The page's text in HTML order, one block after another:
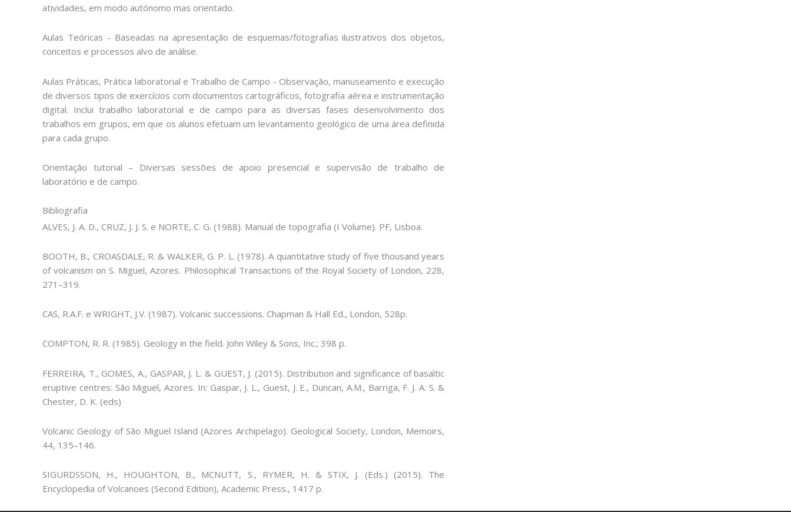
atividades, em modo autónomo mas orientado.
Aulas Teóricas - Baseadas na apresentação de esquemas/fotografias ilustrativos dos objetos,
conceitos e processos alvo de análise.
Aulas Práticas, Prática laboratorial e Trabalho de Campo - Observação, manuseamento e execução
de diversos tipos de exercícios com documentos cartográficos, fotografia aérea e instrumentação
digital. Inclui trabalho laboratorial e de campo para as diversas fases desenvolvimento dos
trabalhos em grupos, em que os alunos efetuam um levantamento geológico de uma área definida
para cada grupo.
Orientação tutorial – Diversas sessões de apoio presencial e supervisão de trabalho de
laboratório e de campo.
Bibliografia
ALVES, J. A. D., CRUZ, J. J. S. e NORTE, C. G. (1988). Manual de topografia (I Volume). PF, Lisboa.
BOOTH, B., CROASDALE, R. & WALKER, G. P. L. (1978). A quantitative study of five thousand years
of volcanism on S. Miguel, Azores. Philosophical Transactions of the Royal Society of London, 228,
271–319.
CAS, R.A.F. e WRIGHT, J.V. (1987). Volcanic successions. Chapman & Hall Ed., London, 528p.
COMPTON, R. R. (1985). Geology in the field. John Wiley & Sons, Inc.; 398 p.
FERREIRA, T., GOMES, A., GASPAR, J. L. & GUEST, J. (2015). Distribution and significance of basaltic
eruptive centres: São Miguel, Azores. In: Gaspar, J. L., Guest, J. E., Duncan, A.M., Barriga, F. J. A. S. &
Chester, D. K. (eds)
Volcanic Geology of São Miguel Island (Azores Archipelago). Geological Society, London, Memoirs,
44, 135–146.
SIGURDSSON, H., HOUGHTON, B., MCNUTT, S., RYMER, H. & STIX, J. (Eds.) (2015). The
Encyclopedia of Volcanoes (Second Edition), Academic Press., 1417 p.